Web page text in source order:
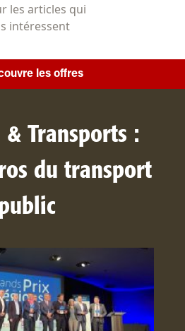
les articles qui
intéressent
les offres
Transports :
du transport